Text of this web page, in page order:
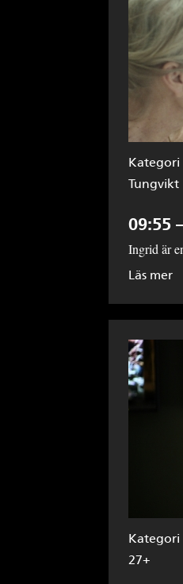
Kategori
Tungvikt
09:55
Ingrid är
Läs mer
Kategori
27+